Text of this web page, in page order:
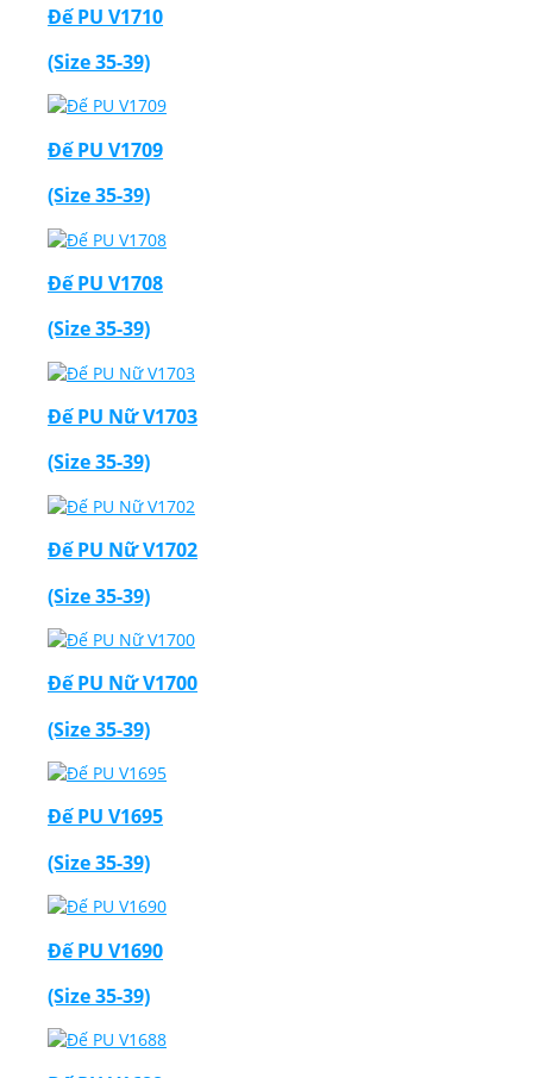
Đế PU V1710
(Size 35-39)
Đế PU V1709
(Size 35-39)
Đế PU V1708
(Size 35-39)
Đế PU Nữ V1703
(Size 35-39)
Đế PU Nữ V1702
(Size 35-39)
Đế PU Nữ V1700
(Size 35-39)
Đế PU V1695
(Size 35-39)
Đế PU V1690
(Size 35-39)